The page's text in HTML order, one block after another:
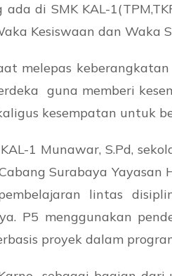
di SMK KAL-
Kesiswaan dan Waka
melepas
guna memberi
kesempatan untuk
1 Munawar, S.Pd,
Surabaya Yayasan
lintas
P5 menggunakan
proyek dalam